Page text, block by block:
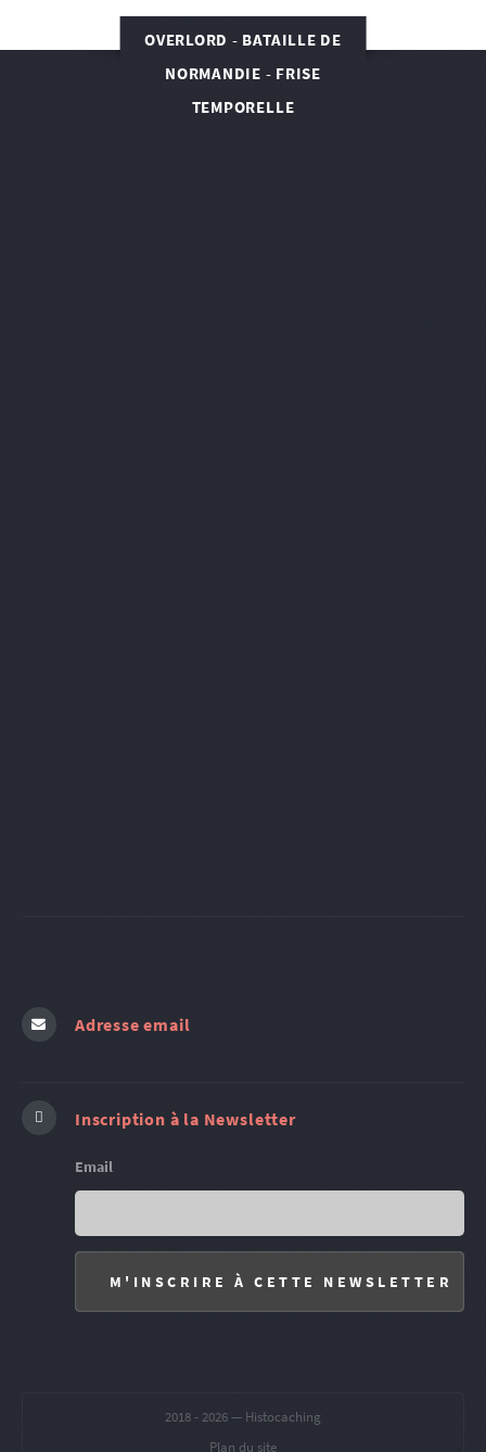
OVERLORD - BATAILLE DE
NORMANDIE - FRISE
TEMPORELLE
Adresse email
Inscription à la Newsletter
Email
2018 - 2026 — Histocaching
Plan du site